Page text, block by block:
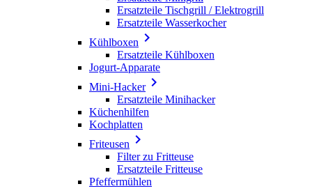
Ersatzteile Tischgrill / Elektrogrill
Ersatzteile Wasserkocher
Kühlboxen 
Ersatzteile Kühlboxen
Jogurt-Apparate
Mini-Hacker
Ersatzteile Minihacker
Küchenhilfen
Kochplatten
Friteusen 
Filter zu Fritteuse
Ersatzteile Fritteuse
Pfeffermühlen